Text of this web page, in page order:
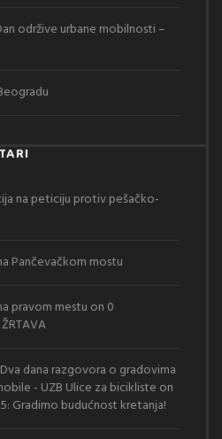
održive urbane mobilnosti –
na peticiju protiv pešačko-
Pančevačkom mostu
pravom mestu on 0
dana razgovora o gradovima
- UZB Ulice za bicikliste on
Gradimo budućnost kretanja!